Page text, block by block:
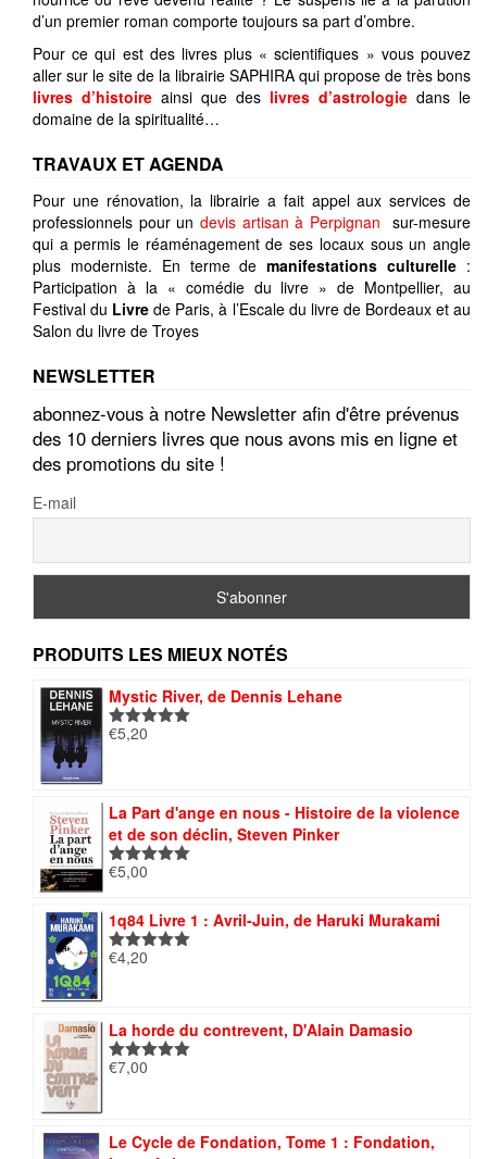
d’un premier roman comporte toujours sa part d’ombre.
Pour ce qui est des livres plus « scientifiques » vous pouvez
aller sur le site de la librairie SAPHIRA qui propose de très bons
livres d’histoire ainsi que des livres d’astrologie dans le
domaine de la spiritualité…
TRAVAUX ET AGENDA
Pour une rénovation, la librairie a fait appel aux services de
professionnels pour un devis artisan à Perpignan sur-mesure
qui a permis le réaménagement de ses locaux sous un angle
plus moderniste. En terme demanifestations culturelle :
Participation à la « comédie du livre » de Montpellier, au
Festival du Livre de Paris, à l’Escale du livre de Bordeaux et au
Salon du livre de Troyes
NEWSLETTER
abonnez-vous à notre Newsletter afin d'être prévenus
des 10 derniers livres que nous avons mis en ligne et
des promotions du site !
E-mail
PRODUITS LES MIEUX NOTÉS
Mystic River, de Dennis Lehane
Note5.00
€5,20
La Part d'ange en nous - Histoire de la violence
et de son déclin, Steven Pinker
Note5.00
€5,00
1q84 Livre 1 : Avril-Juin, de Haruki Murakami
Note5.00
€4,20
La horde du contrevent, D'Alain Damasio
Note5.00
€7,00
Le Cycle de Fondation, Tome 1 : Fondation,